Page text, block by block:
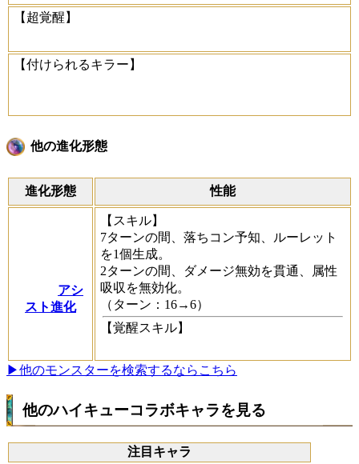
【超覚醒】
【付けられるキラー】
他の進化形態
進化形態 性能
アシ
スト進化
【スキル】
7ターンの間、落ちコン予知、ルーレット
を1個生成。
2ターンの間、ダメージ無効を貫通、属性
吸収を無効化。
（ターン：16→6）
【覚醒スキル】
▶他のモンスターを検索するならこちら
他のハイキューコラボキャラを見る
注目キャラ